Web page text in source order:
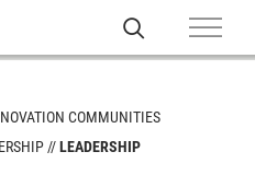
COMMUNITIES
LEADERSHIP